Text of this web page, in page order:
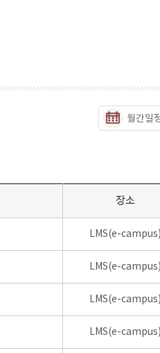
월간일
장소
LMS(e-campus)
LMS(e-campus)
LMS(e-campus)
LMS(e-campus)